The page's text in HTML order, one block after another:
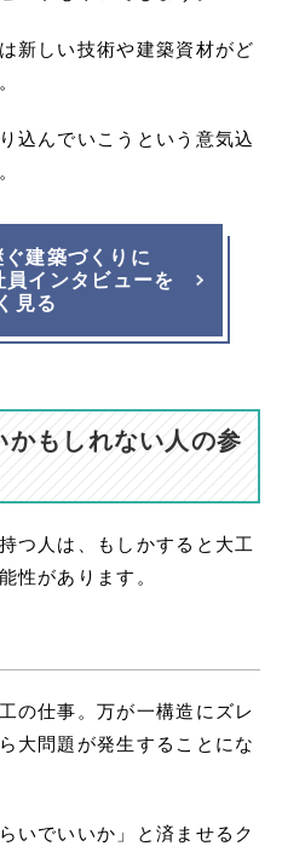
新しい技術や建築資材がど
込んでいこうという意気込
建築づくりに
インタビューを
見る
もしれない人の参
つ人は、もしかすると大工
性があります。
の仕事。万が一構造にズレ
大問題が発生することにな
いでいいか」と済ませるク